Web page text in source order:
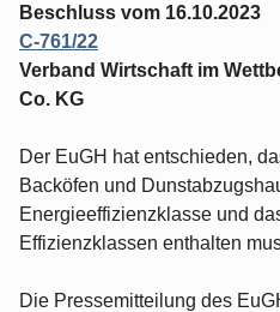
Beschluss vom 16.10.2023
C-761/22
Verband Wirtschaft im
Co. KG
Der EuGH hat entschieden,
Backöfen und
Energieeffizienzklasse und
Effizienzklassen enthalten
Die Pressemitteilung des